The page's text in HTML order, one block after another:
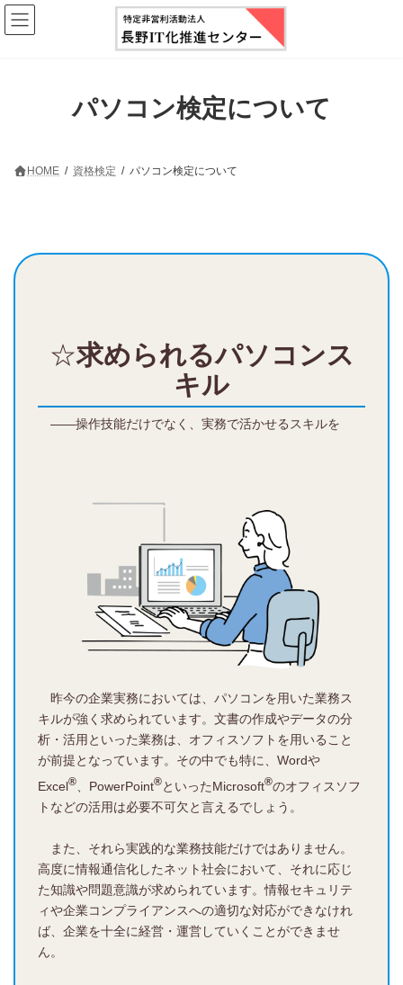
コ
ン
テ
ナ
ビ
ゲ
パソコン検定について
HOME 資格検定 パソコン検定について
☆求められるパソコンス
キル
――操作技能だけでなく、実務で活かせるスキルを
昨今の企業実務においては、パソコンを用いた業務ス
キルが強く求められています。文書の作成やデータの分
析・活用といった業務は、オフィスソフトを用いること
が前提となっています。その中でも特に、Wordや
Excel®️ 、PowerPoint®️といったMicrosoft®️のオフィスソフ
トなどの活用は必要不可欠と言えるでしょう。
また、それら実践的な業務技能だけではありません。
高度に情報通信化したネット社会において、それに応じ
た知識や問題意識が求められています。情報セキュリテ
ィや企業コンプライアンスへの適切な対応ができなけれ
ば、企業を十全に経営・運営していくことができませ
ん。